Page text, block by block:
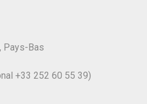
Pays-Bas
+33 252 60 55 39)